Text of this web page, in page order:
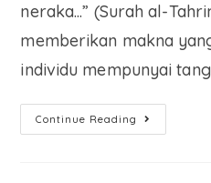
neraka...” (Surah al-
memberikan makna
individu mempunyai
Continue Reading